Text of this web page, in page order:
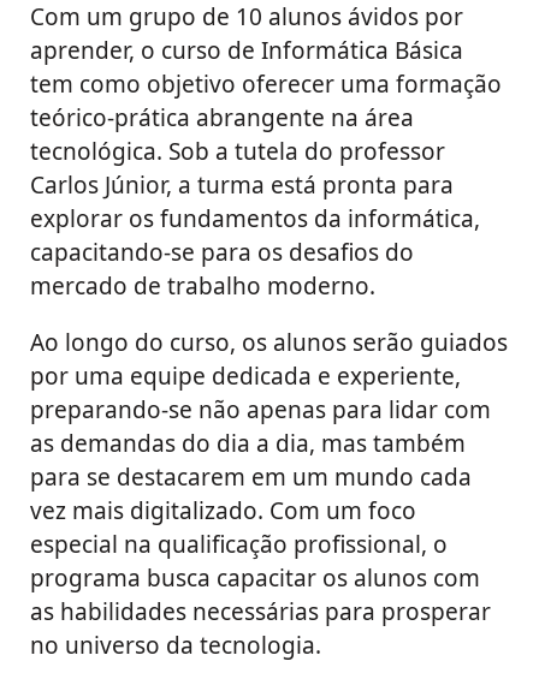
Com um grupo de 10 alunos ávidos por
aprender, o curso de Informática Básica
tem como objetivo oferecer uma formação
teórico-prática abrangente na área
tecnológica. Sob a tutela do professor
Carlos Júnior, a turma está pronta para
explorar os fundamentos da informática,
capacitando-se para os desafios do
mercado de trabalho moderno.
Ao longo do curso, os alunos serão guiados
por uma equipe dedicada e experiente,
preparando-se não apenas para lidar com
as demandas do dia a dia, mas também
para se destacarem em um mundo cada
vez mais digitalizado. Com um foco
especial na qualificação profissional, o
programa busca capacitar os alunos com
as habilidades necessárias para prosperar
no universo da tecnologia.